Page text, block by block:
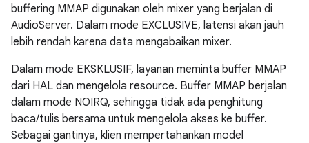
buffering MMAP digunakan oleh mixer yang berjalan di
AudioServer. Dalam mode EXCLUSIVE, latensi akan jauh
lebih rendah karena data mengabaikan mixer.
Dalam mode EKSKLUSIF, layanan meminta buffer MMAP
dari HAL dan mengelola resource. Buffer MMAP berjalan
dalam mode NOIRQ, sehingga tidak ada penghitung
baca/tulis bersama untuk mengelola akses ke buffer.
Sebagai gantinya, klien mempertahankan model